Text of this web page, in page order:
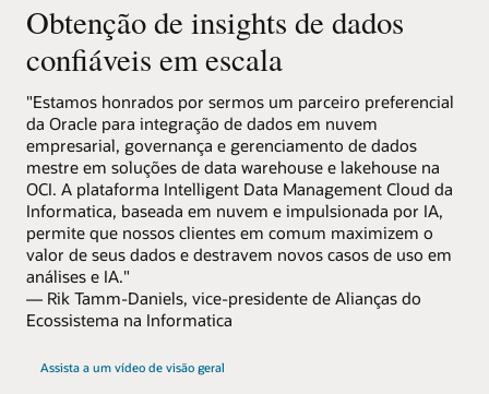
Obtenção de insights de dados
confiáveis em escala
"Estamos honrados por sermos um parceiro preferencial
da Oracle para integração de dados em nuvem
empresarial, governança e gerenciamento de dados
mestre em soluções de data warehouse e lakehouse na
OCI. A plataforma Intelligent Data Management Cloud da
Informatica, baseada em nuvem e impulsionada por IA,
permite que nossos clientes em comum maximizem o
valor de seus dados e destravem novos casos de uso em
análises e IA."
— Rik Tamm-Daniels, vice-presidente de Alianças do
Ecossistema na Informatica
Assista a um vídeo de visão geral